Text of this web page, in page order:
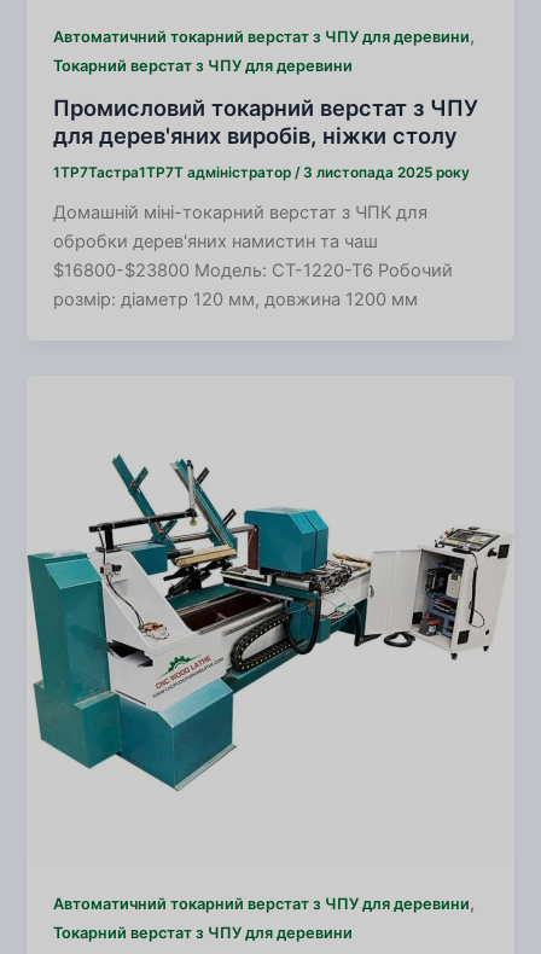
Автоматичний токарний верстат з ЧПУ для деревини,
Токарний верстат з ЧПУ для деревини
Промисловий токарний верстат з ЧПУ
для дерев'яних виробів, ніжки столу
1TP7Тастра1TP7Т адміністратор/ 3 листопада 2025 року
Домашній міні-токарний верстат з ЧПК для
обробки дерев'яних намистин та чаш
$16800-$23800 Модель: CT-1220-T6 Робочий
розмір: діаметр 120 мм, довжина 1200 мм
Автоматичний токарний верстат з ЧПУ для деревини,
Токарний верстат з ЧПУ для деревини